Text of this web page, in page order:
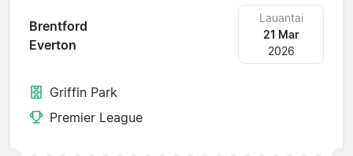
Brentford
Everton
Lauantai
21 Mar
2026
Griffin Park
Premier League